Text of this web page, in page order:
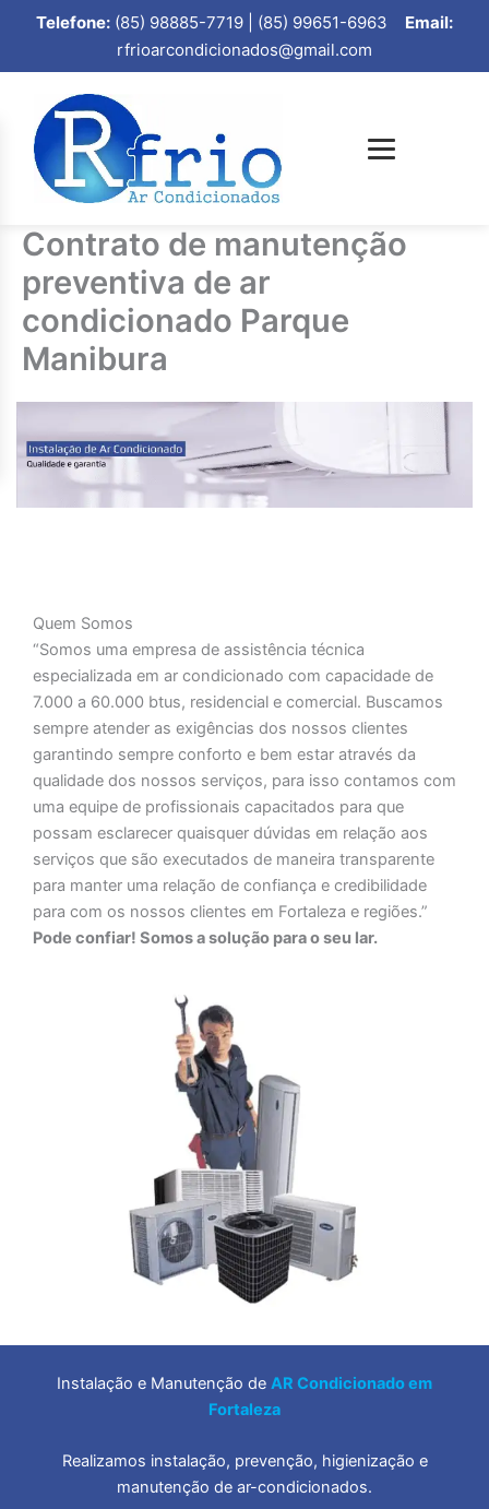
Telefone: (85) 98885-7719 | (85) 99651-6963 Email:
rfrioarcondicionados@gmail.com
Contrato de manutenção
preventiva de ar
condicionado Parque
Manibura
Quem Somos
“Somos uma empresa de assistência técnica
especializada em ar condicionado com capacidade de
7.000 a 60.000 btus, residencial e comercial. Buscamos
sempre atender as exigências dos nossos clientes
garantindo sempre conforto e bem estar através da
qualidade dos nossos serviços, para isso contamos com
uma equipe de profissionais capacitados para que
possam esclarecer quaisquer dúvidas em relação aos
serviços que são executados de maneira transparente
para manter uma relação de confiança e credibilidade
para com os nossos clientes em Fortaleza e regiões.”
Pode confiar! Somos a solução para o seu lar.
Instalação e Manutenção de AR Condicionado em
Fortaleza
Realizamos instalação, prevenção, higienização e
manutenção de ar-condicionados.